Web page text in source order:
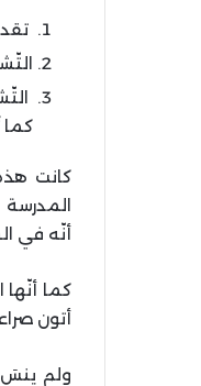
كما
كانت
المدرسة
أنّه في
كما
أتون
ولم ينسَ